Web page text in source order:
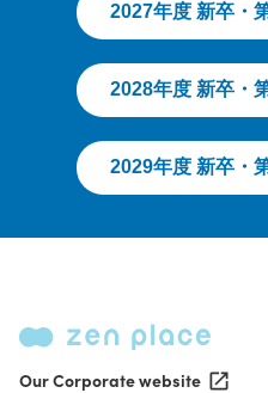
2027年度 新卒・
2028年度 新卒・
2029年度 新卒・
Our Corporate website